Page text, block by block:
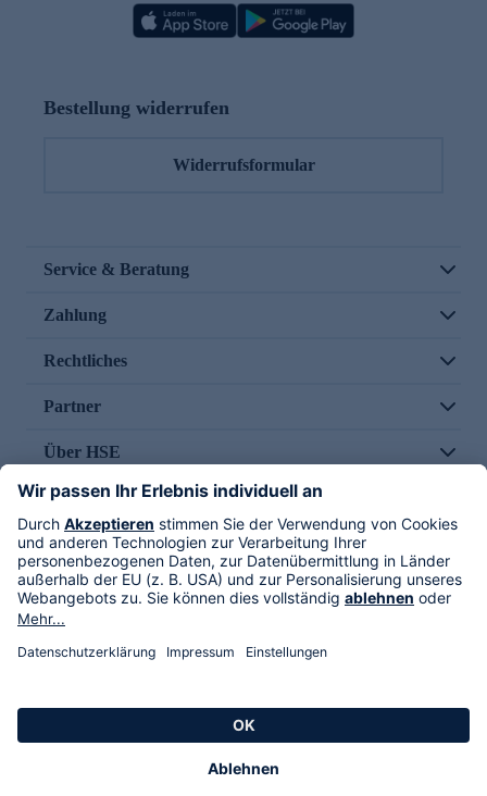
Bestellung widerrufen
Widerrufsformular
Service & Beratung
Zahlung
Rechtliches
Partner
Über HSE
Im TV
HSE International